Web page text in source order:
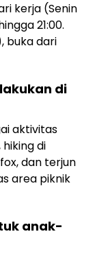
kerja (Senin
21:00.
buka dari
di
aktivitas
di
dan terjun
area piknik
anak-